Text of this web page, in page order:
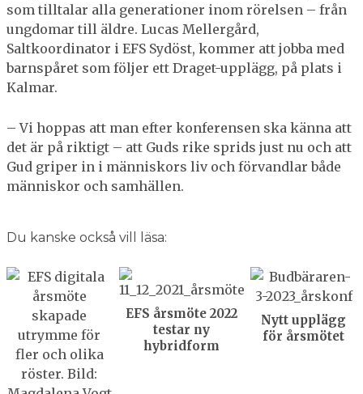
som tilltalar alla generationer inom rörelsen – från
ungdomar till äldre. Lucas Mellergård,
Saltkoordinator i EFS Sydöst, kommer att jobba med
barnspåret som följer ett Draget-upplägg, på plats i
Kalmar.
– Vi hoppas att man efter konferensen ska känna att
det är på riktigt – att Guds rike sprids just nu och att
Gud griper in i människors liv och förvandlar både
människor och samhällen.
Du kanske också vill läsa:
EFS årsmöte 2022
testar ny
hybridform
Nytt upplägg
för årsmötet